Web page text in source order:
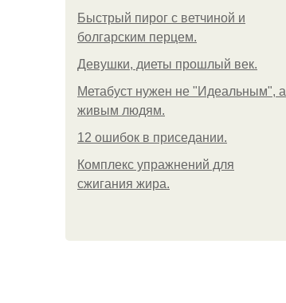
Быстрый пирог с ветчиной и
болгарским перцем.
Девушки, диеты прошлый век.
Метабуст нужен не "Идеальным", а
живым людям.
12 ошибок в приседании.
Комплекс упражнений для
сжигания жира.